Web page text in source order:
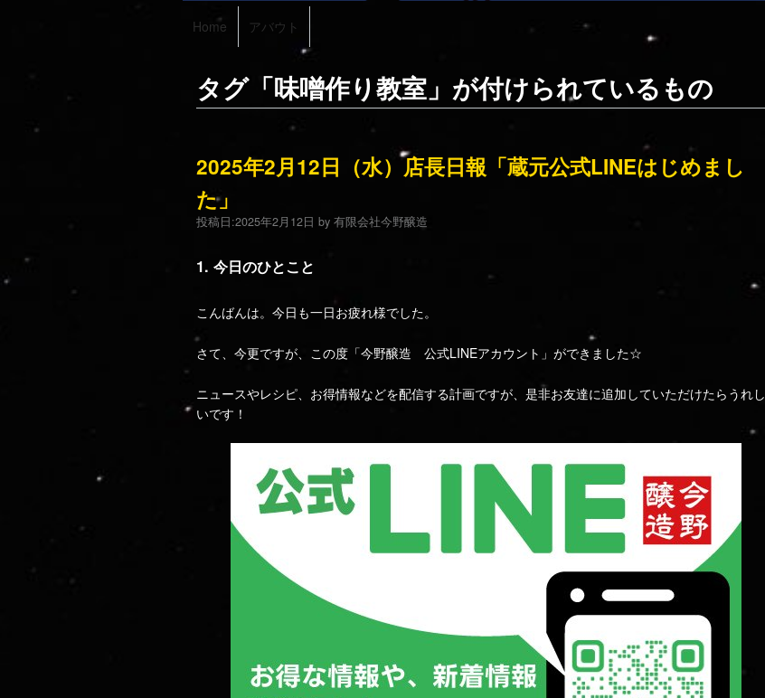
Home アバウト
タグ「味噌作り教室」が付けられているもの
2025年2月12日（水）店長日報「蔵元公式LINEはじめまし
た」
投稿日:2025年2月12日 by 有限会社今野醸造
1. 今日のひとこと
こんばんは。今日も一日お疲れ様でした。
さて、今更ですが、この度「今野醸造 公式LINEアカウント」ができました☆
ニュースやレシピ、お得情報などを配信する計画ですが、是非お友達に追加していただけたらうれし
いです！